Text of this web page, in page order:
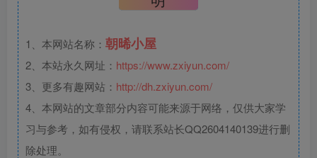
1、本网站名称： 朝晞小屋
2、本站永久网址： https://www.zxiyun.com/
3、更多有趣网站： http://dh.zxiyun.com/
4、本网站的文章部分内容可能来源于网络，仅供大家学
习与参考，如有侵权，请联系站长QQ2604140139进行删
除处理。